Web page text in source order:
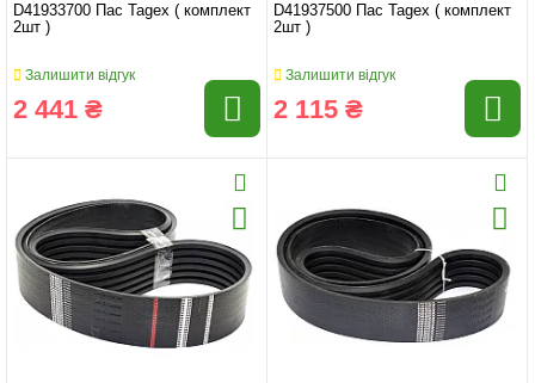
D41933700 Пас Tagex ( комплект
2шт )
Залишити відгук
2 441 ₴
D41937500 Пас Tagex ( комплект
2шт )
Залишити відгук
2 115 ₴